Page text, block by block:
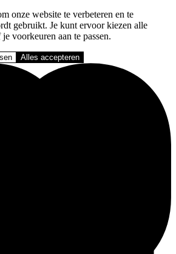
onze website te verbeteren en te
gebruikt. Je kunt ervoor kiezen alle
voorkeuren aan te passen.
Alles accepteren